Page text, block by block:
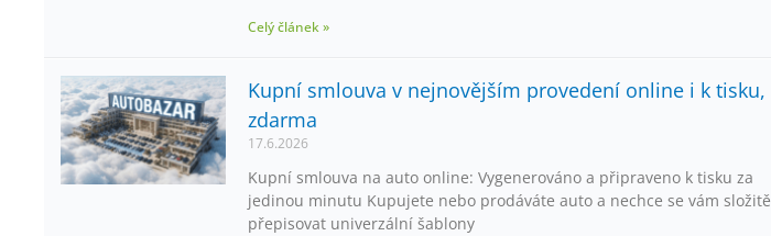
Celý článek »
Kupní smlouva v nejnovějším provedení online i k tisku,
zdarma
17.6.2026
Kupní smlouva na auto online: Vygenerováno a připraveno k tisku za
jedinou minutu Kupujete nebo prodáváte auto a nechce se vám složitě
přepisovat univerzální šablony